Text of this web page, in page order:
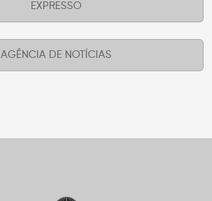
EXPRESSO
AGÊNCIA DE NOTÍCIAS